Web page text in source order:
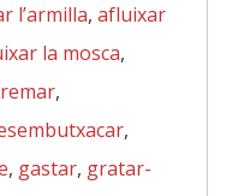
l’armilla, afluixar
la mosca,
,
,
, gastar, gratar-